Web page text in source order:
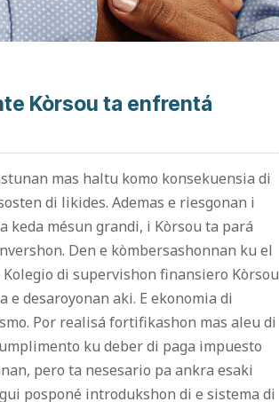
Kòrsou ta enfrentá
mas haltu komo konsekuensia di
di likides. Ademas e riesgonan i
mésun grandi, i Kòrsou ta pará
Den e kòmbersashonnan ku el
di supervishon finansiero Kòrsou
desaroyonan aki. E ekonomia di
Por realisá fortifikashon mas aleu di
ku deber di paga impuesto
pero ta nesesario pa ankra esaki
posponé introdukshon di e sistema di